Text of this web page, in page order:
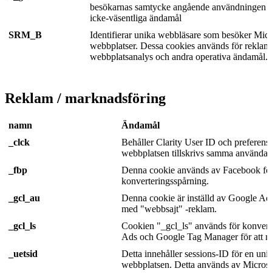
besökarnas samtycke angående användningen
icke-väsentliga ändamål
SRM_B
Identifierar unika webbläsare som besöker
webbplatser. Dessa cookies används för
webbplatsanalys och andra operativa ändamål.
Reklam / marknadsföring
namn
Ändamål
_clck
Behåller Clarity User ID och
webbplatsen tillskrivs samma
_fbp
Denna cookie används av Facebook
konverteringsspårning.
_gcl_au
Denna cookie är inställd av Google
med "webbsajt" -reklam.
_gcl_ls
Cookien "_gcl_ls" används för
Ads och Google Tag Manager för att
_uetsid
Detta innehåller sessions-ID för en
webbplatsen. Detta används av